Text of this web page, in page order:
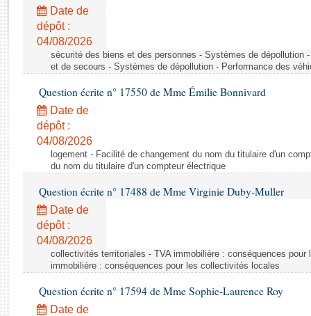
Rapports législatifs
Rapports sur l'application des lois
Baromètre de l’application des lois
Dossiers législatifs
Budget et sécurité sociale
Questions écrites et orales
Comptes rendus des débats
Date de
dépôt :
04/08/2026
sécurité des biens et des personnes - Systèmes de dépollution
et de secours - Systèmes de dépollution - Performance des
Question écrite n° 17550 de Mme Émilie Bonnivard
Date de
dépôt :
04/08/2026
logement - Facilité de changement du nom du titulaire d'un
du nom du titulaire d'un compteur électrique
Question écrite n° 17488 de Mme Virginie Duby-Muller
Date de
dépôt :
04/08/2026
collectivités territoriales - TVA immobilière : conséquences
immobilière : conséquences pour les collectivités locales
Question écrite n° 17594 de Mme Sophie-Laurence Roy
Date de